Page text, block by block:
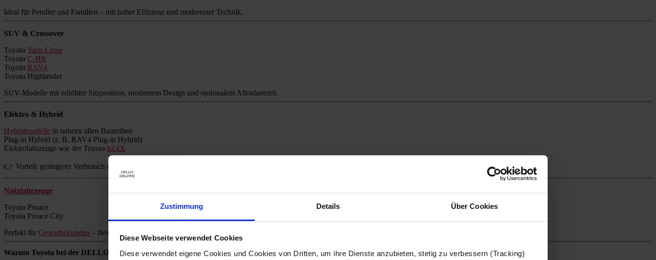
Zustimmung Details Über Cookies
Diese Webseite verwendet Cookies
Diese verwendet eigene Cookies und Cookies von Dritten, um ihre Dienste anzubieten, stetig zu verbessern (Tracking)
Ideal für Pendler und Familien – mit hoher Effizienz und modernster Technik.
SUV & Crossover
Toyota Yaris Cross
Toyota C-HR
Toyota RAV4
Toyota Highlander
SUV-Modelle mit erhöhter Sitzposition, modernem Design und optionalem Allradantrieb.
Elektro & Hybrid
Hybridmodelle in nahezu allen Baureihen
Plug-in Hybrid (z. B. RAV4 Plug-in Hybrid)
Elektrofahrzeuge wie der Toyota bZ4X
👉 Vorteil: geringerer Verbrauch und reduzierte Emissionen ohne Reichweitenangst.
Nutzfahrzeuge
Toyota Proace
Toyota Proace City
Perfekt für Gewerbekunden – flexibel, zuverlässig und wirtschaftlich.
Warum Toyota bei der DELLO GRUPPE kaufen?